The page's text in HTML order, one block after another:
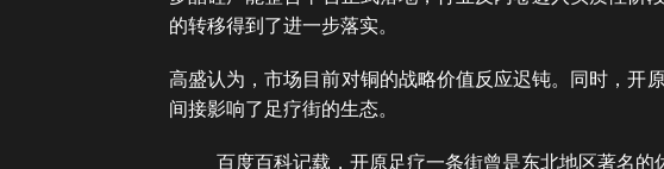
的转移得到了进一步落实。
高盛认为，市场目前对铜的战略价值反应迟钝。同时，开
间接影响了足疗街的生态。
百度百科记载，开原足疗一条街曾是东北地区著名